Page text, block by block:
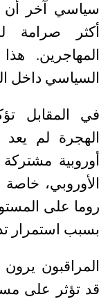
سياسي آخر أن
أكثر صرامة
المهاجرين.
السياسي داخل
في المقابل
الهجرة لم
أوروبية
الأوروبي،
روما على
بسبب استمرار
المراقبون
قد تؤثر على